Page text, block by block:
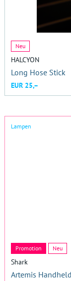
HALCYON
Long Hose Stick
EUR 25,–
Neu
Lampen
Shark
Artemis Handheld
Promotion Neu